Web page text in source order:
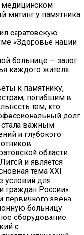
медицинском
митинг у памятника
саратовскую
«Здоровье нации
больнице — залог
каждого жителя.
к памятнику,
погибшим в
тем, кто
долг
стала важным
и глубокого
области
и является
тема XXI
условий для
граждан России».
звена
больницу
оборудование:
с